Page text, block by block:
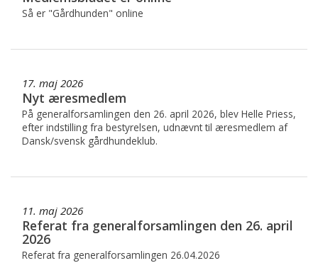
Så er "Gårdhunden" online
17. maj 2026
Nyt æresmedlem
På generalforsamlingen den 26. april 2026, blev Helle Priess,
efter indstilling fra bestyrelsen, udnævnt til æresmedlem af
Dansk/svensk gårdhundeklub.
11. maj 2026
Referat fra generalforsamlingen den 26. april
2026
Referat fra generalforsamlingen 26.04.2026